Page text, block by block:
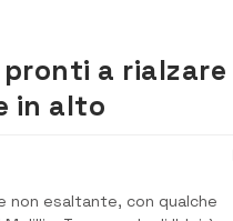
a rialzare
in alto
non esaltante, con qualche